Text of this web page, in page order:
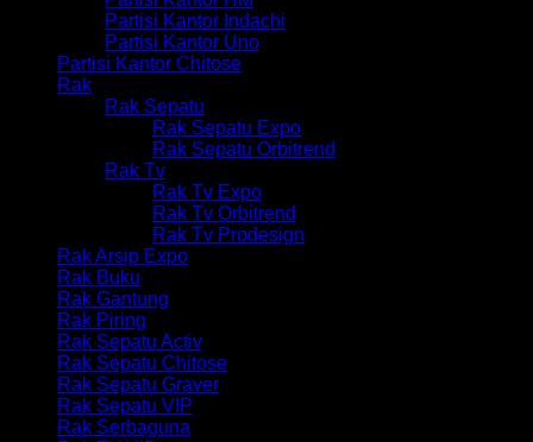
Partisi Kantor Indachi
Partisi Kantor Uno
Partisi Kantor Chitose
Rak
Rak Sepatu
Rak Sepatu Expo
Rak Sepatu Orbitrend
Rak Tv
Rak Tv Expo
Rak Tv Orbitrend
Rak Tv Prodesign
Rak Arsip Expo
Rak Buku
Rak Gantung
Rak Piring
Rak Sepatu Activ
Rak Sepatu Chitose
Rak Sepatu Graver
Rak Sepatu VIP
Rak Serbaguna